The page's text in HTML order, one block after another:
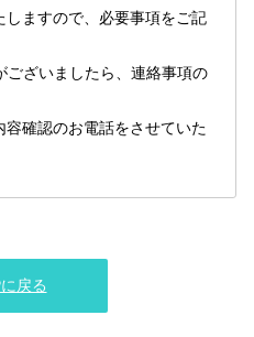
ますので、必要事項をご記
ざいましたら、連絡事項の
確認のお電話をさせていた
戻る